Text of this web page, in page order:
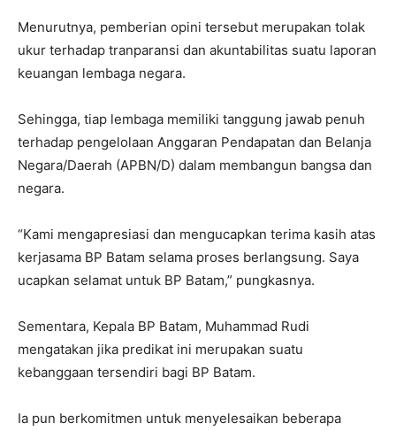
Menurutnya, pemberian opini tersebut merupakan tolak
ukur terhadap tranparansi dan akuntabilitas suatu laporan
keuangan lembaga negara.
Sehingga, tiap lembaga memiliki tanggung jawab penuh
terhadap pengelolaan Anggaran Pendapatan dan Belanja
Negara/Daerah (APBN/D) dalam membangun bangsa dan
negara.
“Kami mengapresiasi dan mengucapkan terima kasih atas
kerjasama BP Batam selama proses berlangsung. Saya
ucapkan selamat untuk BP Batam,” pungkasnya.
Sementara, Kepala BP Batam, Muhammad Rudi
mengatakan jika predikat ini merupakan suatu
kebanggaan tersendiri bagi BP Batam.
Ia pun berkomitmen untuk menyelesaikan beberapa